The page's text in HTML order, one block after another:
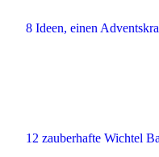
8 Ideen, einen
12 zauberhafte Wichtel